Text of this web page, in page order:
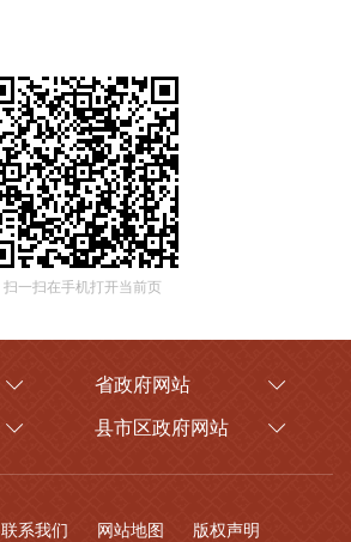
扫一扫在手机打开当前页
省政府网站
县市区政府网站
联系我们 网站地图 版权声明